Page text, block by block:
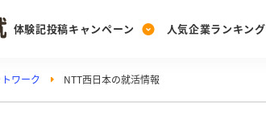
体験記投稿キャンペーン
Post
人気企業ランキング
Ranking
PickUp
ワーク NTT西日本の就活情報